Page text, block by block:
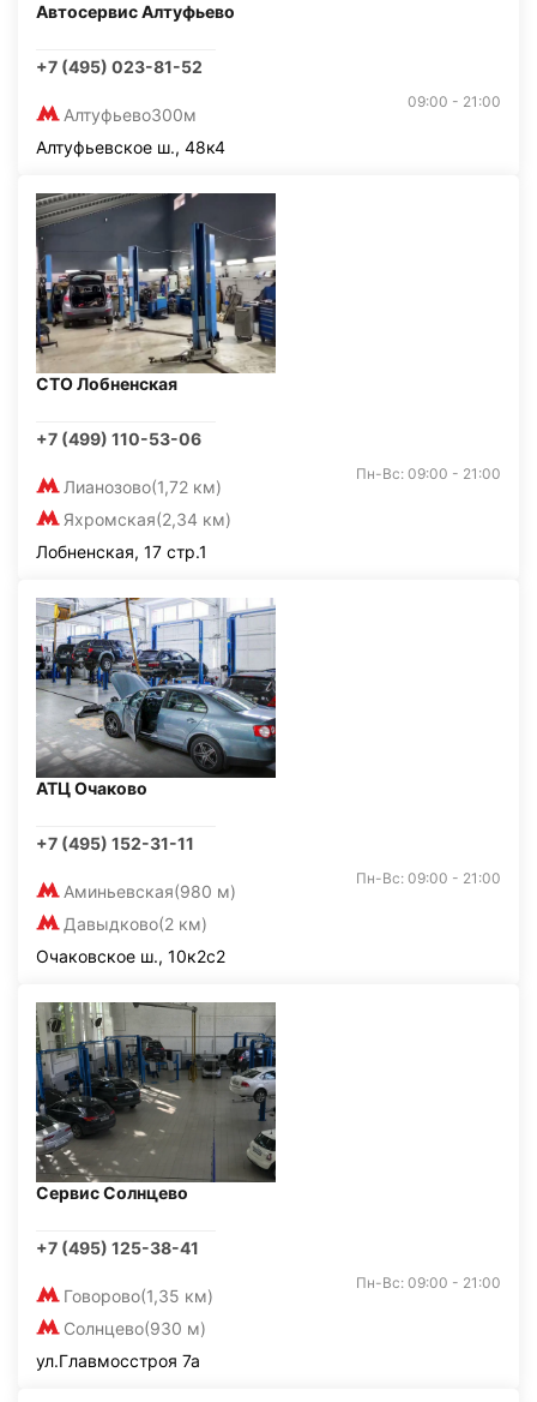
Автосервис Алтуфьево
+7 (495) 023-81-52
Алтуфьево300м
09:00 - 21:00
Алтуфьевское ш., 48к4
СТО Лобненская
+7 (499) 110-53-06
Лианозово(1,72 км)
Яхромская(2,34 км)
Пн-Вс: 09:00 - 21:00
Лобненская, 17 стр.1
АТЦ Очаково
+7 (495) 152-31-11
Аминьевская(980 м)
Давыдково(2 км)
Пн-Вс: 09:00 - 21:00
Очаковское ш., 10к2с2
Сервис Солнцево
+7 (495) 125-38-41
Говорово(1,35 км)
Солнцево(930 м)
Пн-Вс: 09:00 - 21:00
ул.Главмосстроя 7а